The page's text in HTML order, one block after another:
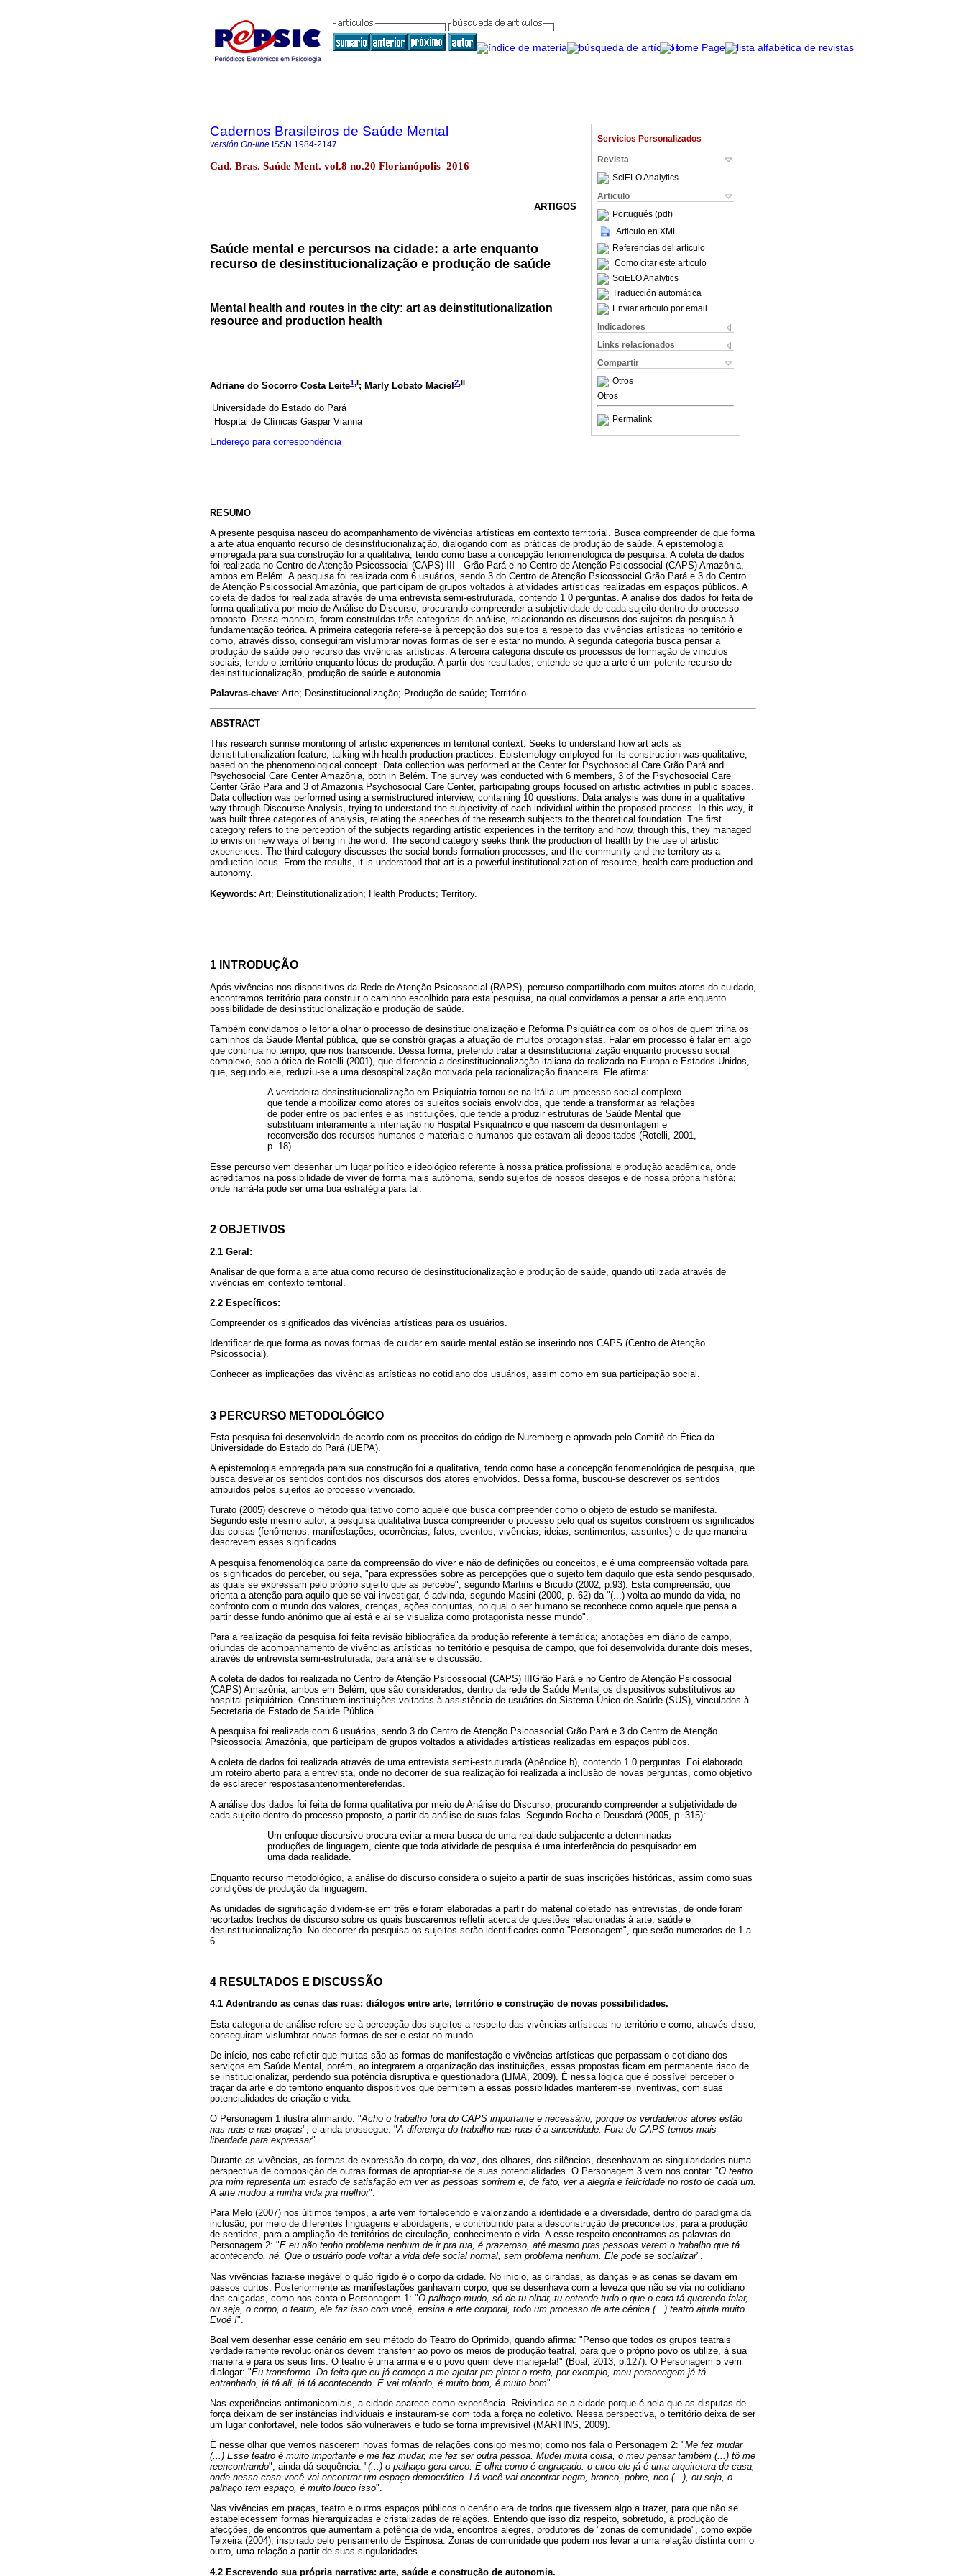
Servicios Personalizados
Revista
SciELO Analytics
Articulo
Portugués (pdf)
Articulo en XML
Referencias del artículo
Como citar este artículo
SciELO Analytics
Traducción automática
Enviar articulo por email
Indicadores
Links relacionados
Compartir
Otros
Otros
Permalink
Cadernos Brasileiros de Saúde Mental
versión On-line ISSN 1984-2147
Cad. Bras. Saúde Ment. vol.8 no.20 Florianópolis 2016
ARTIGOS
Saúde mental e percursos na cidade: a arte enquanto
recurso de desinstitucionalização e produção de saúde
Mental health and routes in the city: art as deinstitutionalization
resource and production health
Adriane do Socorro Costa Leite1,I; Marly Lobato Maciel2,II
IUniversidade do Estado do Pará
IIHospital de Clínicas Gaspar Vianna
Endereço para correspondência
RESUMO
A presente pesquisa nasceu do acompanhamento de vivências artísticas em contexto territorial. Busca compreender de que forma
a arte atua enquanto recurso de desinstitucionalização, dialogando com as práticas de produção de saúde. A epistemologia
empregada para sua construção foi a qualitativa, tendo como base a concepção fenomenológica de pesquisa. A coleta de dados
foi realizada no Centro de Atenção Psicossocial (CAPS) III - Grão Pará e no Centro de Atenção Psicossocial (CAPS) Amazônia,
ambos em Belém. A pesquisa foi realizada com 6 usuários, sendo 3 do Centro de Atenção Psicossocial Grão Pará e 3 do Centro
de Atenção Psicossocial Amazônia, que participam de grupos voltados à atividades artísticas realizadas em espaços públicos. A
coleta de dados foi realizada através de uma entrevista semi-estruturada, contendo 1 0 perguntas. A análise dos dados foi feita de
forma qualitativa por meio de Análise do Discurso, procurando compreender a subjetividade de cada sujeito dentro do processo
proposto. Dessa maneira, foram construídas três categorias de análise, relacionando os discursos dos sujeitos da pesquisa à
fundamentação teórica. A primeira categoria refere-se à percepção dos sujeitos a respeito das vivências artísticas no território e
como, através disso, conseguiram vislumbrar novas formas de ser e estar no mundo. A segunda categoria busca pensar a
produção de saúde pelo recurso das vivências artísticas. A terceira categoria discute os processos de formação de vínculos
sociais, tendo o território enquanto lócus de produção. A partir dos resultados, entende-se que a arte é um potente recurso de
desinstitucionalização, produção de saúde e autonomia.
Palavras-chave: Arte; Desinstitucionalização; Produção de saúde; Território.
ABSTRACT
This research sunrise monitoring of artistic experiences in territorial context. Seeks to understand how art acts as
deinstitutionalization feature, talking with health production practices. Epistemology employed for its construction was qualitative,
based on the phenomenological concept. Data collection was performed at the Center for Psychosocial Care Grão Pará and
Psychosocial Care Center Amazônia, both in Belém. The survey was conducted with 6 members, 3 of the Psychosocial Care
Center Grão Pará and 3 of Amazonia Psychosocial Care Center, participating groups focused on artistic activities in public spaces.
Data collection was performed using a semistructured interview, containing 10 questions. Data analysis was done in a qualitative
way through Discourse Analysis, trying to understand the subjectivity of each individual within the proposed process. In this way, it
was built three categories of analysis, relating the speeches of the research subjects to the theoretical foundation. The first
category refers to the perception of the subjects regarding artistic experiences in the territory and how, through this, they managed
to envision new ways of being in the world. The second category seeks think the production of health by the use of artistic
experiences. The third category discusses the social bonds formation processes, and the community and the territory as a
production locus. From the results, it is understood that art is a powerful institutionalization of resource, health care production and
autonomy.
Keywords: Art; Deinstitutionalization; Health Products; Territory.
1 INTRODUÇÃO
Após vivências nos dispositivos da Rede de Atenção Psicossocial (RAPS), percurso compartilhado com muitos atores do cuidado,
encontramos território para construir o caminho escolhido para esta pesquisa, na qual convidamos a pensar a arte enquanto
possibilidade de desinstitucionalização e produção de saúde.
Também convidamos o leitor a olhar o processo de desinstitucionalização e Reforma Psiquiátrica com os olhos de quem trilha os
caminhos da Saúde Mental pública, que se constrói graças a atuação de muitos protagonistas. Falar em processo é falar em algo
que continua no tempo, que nos transcende. Dessa forma, pretendo tratar a desinstitucionalização enquanto processo social
complexo, sob a ótica de Rotelli (2001), que diferencia a desinstitucionalização italiana da realizada na Europa e Estados Unidos,
que, segundo ele, reduziu-se a uma desospitalização motivada pela racionalização financeira. Ele afirma:
A verdadeira desinstitucionalização em Psiquiatria tornou-se na Itália um processo social complexo
que tende a mobilizar como atores os sujeitos sociais envolvidos, que tende a transformar as relações
de poder entre os pacientes e as instituições, que tende a produzir estruturas de Saúde Mental que
substituam inteiramente a internação no Hospital Psiquiátrico e que nascem da desmontagem e
reconversão dos recursos humanos e materiais e humanos que estavam ali depositados (Rotelli, 2001,
p. 18).
Esse percurso vem desenhar um lugar político e ideológico referente à nossa prática profissional e produção acadêmica, onde
acreditamos na possibilidade de viver de forma mais autônoma, sendp sujeitos de nossos desejos e de nossa própria história;
onde narrá-la pode ser uma boa estratégia para tal.
2 OBJETIVOS
2.1 Geral:
Analisar de que forma a arte atua como recurso de desinstitucionalização e produção de saúde, quando utilizada através de
vivências em contexto territorial.
2.2 Específicos:
Compreender os significados das vivências artísticas para os usuários.
Identificar de que forma as novas formas de cuidar em saúde mental estão se inserindo nos CAPS (Centro de Atenção
Psicossocial).
Conhecer as implicações das vivências artísticas no cotidiano dos usuários, assim como em sua participação social.
3 PERCURSO METODOLÓGICO
Esta pesquisa foi desenvolvida de acordo com os preceitos do código de Nuremberg e aprovada pelo Comitê de Ética da
Universidade do Estado do Pará (UEPA).
A epistemologia empregada para sua construção foi a qualitativa, tendo como base a concepção fenomenológica de pesquisa, que
busca desvelar os sentidos contidos nos discursos dos atores envolvidos. Dessa forma, buscou-se descrever os sentidos
atribuídos pelos sujeitos ao processo vivenciado.
Turato (2005) descreve o método qualitativo como aquele que busca compreender como o objeto de estudo se manifesta.
Segundo este mesmo autor, a pesquisa qualitativa busca compreender o processo pelo qual os sujeitos constroem os significados
das coisas (fenômenos, manifestações, ocorrências, fatos, eventos, vivências, ideias, sentimentos, assuntos) e de que maneira
descrevem esses significados
A pesquisa fenomenológica parte da compreensão do viver e não de definições ou conceitos, e é uma compreensão voltada para
os significados do perceber, ou seja, "para expressões sobre as percepções que o sujeito tem daquilo que está sendo pesquisado,
as quais se expressam pelo próprio sujeito que as percebe", segundo Martins e Bicudo (2002, p.93). Esta compreensão, que
orienta a atenção para aquilo que se vai investigar, é advinda, segundo Masini (2000, p. 62) da "(...) volta ao mundo da vida, no
confronto com o mundo dos valores, crenças, ações conjuntas, no qual o ser humano se reconhece como aquele que pensa a
partir desse fundo anônimo que aí está e aí se visualiza como protagonista nesse mundo".
Para a realização da pesquisa foi feita revisão bibliográfica da produção referente à temática; anotações em diário de campo,
oriundas de acompanhamento de vivências artísticas no território e pesquisa de campo, que foi desenvolvida durante dois meses,
através de entrevista semi-estruturada, para análise e discussão.
A coleta de dados foi realizada no Centro de Atenção Psicossocial (CAPS) IIIGrão Pará e no Centro de Atenção Psicossocial
(CAPS) Amazônia, ambos em Belém, que são considerados, dentro da rede de Saúde Mental os dispositivos substitutivos ao
hospital psiquiátrico. Constituem instituições voltadas à assistência de usuários do Sistema Único de Saúde (SUS), vinculados à
Secretaria de Estado de Saúde Pública.
A pesquisa foi realizada com 6 usuários, sendo 3 do Centro de Atenção Psicossocial Grão Pará e 3 do Centro de Atenção
Psicossocial Amazônia, que participam de grupos voltados a atividades artísticas realizadas em espaços públicos.
A coleta de dados foi realizada através de uma entrevista semi-estruturada (Apêndice b), contendo 1 0 perguntas. Foi elaborado
um roteiro aberto para a entrevista, onde no decorrer de sua realização foi realizada a inclusão de novas perguntas, como objetivo
de esclarecer respostasanteriormentereferidas.
A análise dos dados foi feita de forma qualitativa por meio de Análise do Discurso, procurando compreender a subjetividade de
cada sujeito dentro do processo proposto, a partir da análise de suas falas. Segundo Rocha e Deusdará (2005, p. 315):
Um enfoque discursivo procura evitar a mera busca de uma realidade subjacente a determinadas
produções de linguagem, ciente que toda atividade de pesquisa é uma interferência do pesquisador em
uma dada realidade.
Enquanto recurso metodológico, a análise do discurso considera o sujeito a partir de suas inscrições históricas, assim como suas
condições de produção da linguagem.
As unidades de significação dividem-se em três e foram elaboradas a partir do material coletado nas entrevistas, de onde foram
recortados trechos de discurso sobre os quais buscaremos refletir acerca de questões relacionadas à arte, saúde e
desinstitucionalização. No decorrer da pesquisa os sujeitos serão identificados como "Personagem", que serão numerados de 1 a
6.
4 RESULTADOS E DISCUSSÃO
4.1 Adentrando as cenas das ruas: diálogos entre arte, território e construção de novas possibilidades.
Esta categoria de análise refere-se à percepção dos sujeitos a respeito das vivências artísticas no território e como, através disso,
conseguiram vislumbrar novas formas de ser e estar no mundo.
De início, nos cabe refletir que muitas são as formas de manifestação e vivências artísticas que perpassam o cotidiano dos
serviços em Saúde Mental, porém, ao integrarem a organização das instituições, essas propostas ficam em permanente risco de
se institucionalizar, perdendo sua potência disruptiva e questionadora (LIMA, 2009). É nessa lógica que é possível perceber o
traçar da arte e do território enquanto dispositivos que permitem a essas possibilidades manterem-se inventivas, com suas
potencialidades de criação e vida.
O Personagem 1 ilustra afirmando: "Acho o trabalho fora do CAPS importante e necessário, porque os verdadeiros atores estão
nas ruas e nas praças", e ainda prossegue: "A diferença do trabalho nas ruas é a sinceridade. Fora do CAPS temos mais
liberdade para expressar".
Durante as vivências, as formas de expressão do corpo, da voz, dos olhares, dos silêncios, desenhavam as singularidades numa
perspectiva de composição de outras formas de apropriar-se de suas potencialidades. O Personagem 3 vem nos contar: "O teatro
pra mim representa um estado de satisfação em ver as pessoas sorrirem e, de fato, ver a alegria e felicidade no rosto de cada um.
A arte mudou a minha vida pra melhor".
Para Melo (2007) nos últimos tempos, a arte vem fortalecendo e valorizando a identidade e a diversidade, dentro do paradigma da
inclusão, por meio de diferentes linguagens e abordagens, e contribuindo para a desconstrução de preconceitos, para a produção
de sentidos, para a ampliação de territórios de circulação, conhecimento e vida. A esse respeito encontramos as palavras do
Personagem 2: "E eu não tenho problema nenhum de ir pra rua, é prazeroso, até mesmo pras pessoas verem o trabalho que tá
acontecendo, né. Que o usuário pode voltar a vida dele social normal, sem problema nenhum. Ele pode se socializar".
Nas vivências fazia-se inegável o quão rígido é o corpo da cidade. No início, as cirandas, as danças e as cenas se davam em
passos curtos. Posteriormente as manifestações ganhavam corpo, que se desenhava com a leveza que não se via no cotidiano
das calçadas, como nos conta o Personagem 1: "O palhaço mudo, só de tu olhar, tu entende tudo o que o cara tá querendo falar,
ou seja, o corpo, o teatro, ele faz isso com você, ensina a arte corporal, todo um processo de arte cênica (...) teatro ajuda muito.
Evoé !".
Boal vem desenhar esse cenário em seu método do Teatro do Oprimido, quando afirma: "Penso que todos os grupos teatrais
verdadeiramente revolucionários devem transferir ao povo os meios de produção teatral, para que o próprio povo os utilize, à sua
maneira e para os seus fins. O teatro é uma arma e é o povo quem deve maneja-la!" (Boal, 2013, p.127). O Personagem 5 vem
dialogar: "Eu transformo. Da feita que eu já começo a me ajeitar pra pintar o rosto, por exemplo, meu personagem já tá
entranhado, já tá ali, já tá acontecendo. E vai rolando, é muito bom, é muito bom".
Nas experiências antimanicomiais, a cidade aparece como experiência. Reivindica-se a cidade porque é nela que as disputas de
força deixam de ser instâncias individuais e instauram-se com toda a força no coletivo. Nessa perspectiva, o território deixa de ser
um lugar confortável, nele todos são vulneráveis e tudo se torna imprevisível (MARTINS, 2009).
É nesse olhar que vemos nascerem novas formas de relações consigo mesmo; como nos fala o Personagem 2: "Me fez mudar
(...) Esse teatro é muito importante e me fez mudar, me fez ser outra pessoa. Mudei muita coisa, o meu pensar também (...) tô me
reencontrando", ainda dá sequência: "(...) o palhaço gera circo. E olha como é engraçado: o circo ele já é uma arquitetura de casa,
onde nessa casa você vai encontrar um espaço democrático. Lá você vai encontrar negro, branco, pobre, rico (...), ou seja, o
palhaço tem espaço, é muito louco isso".
Nas vivências em praças, teatro e outros espaços públicos o cenário era de todos que tivessem algo a trazer, para que não se
estabelecessem formas hierarquizadas e cristalizadas de relações. Entendo que isso diz respeito, sobretudo, à produção de
afecções, de encontros que aumentam a potência de vida, encontros alegres, produtores de "zonas de comunidade", como expõe
Teixeira (2004), inspirado pelo pensamento de Espinosa. Zonas de comunidade que podem nos levar a uma relação distinta com o
outro, uma relação a partir de suas singularidades.
4.2 Escrevendo sua própria narrativa: arte, saúde e construção de autonomia.